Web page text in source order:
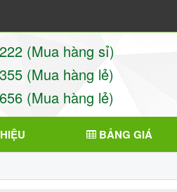
(Mua hàng sỉ)
(Mua hàng lẻ)
(Mua hàng lẻ)
BẢNG GIÁ